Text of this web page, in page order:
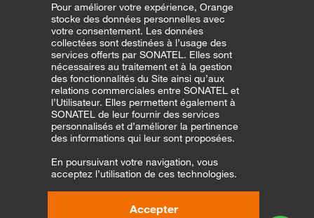
Pour améliorer votre expérience, Orange
stocke des données personnelles avec
votre consentement. Les données
collectées sont destinées à l’usage des
services offerts par SONATEL. Elles sont
nécessaires au traitement et à la gestion
des fonctionnalités du Site ainsi qu’aux
relations commerciales entre SONATEL et
l’Utilisateur. Elles permettent également à
SONATEL de leur fournir des services
personnalisés et d’améliorer la pertinence
des informations qui leur sont proposées.
En poursuivant votre navigation, vous
acceptez l’utilisation de ces technologies.
Accepter
Traitement erreurs de vente SEDDO
Couverture Réseau
CGU Transfert Bonus
CGU Orange Money Partenaires
Entreprises
CGV pour la vente seddo
CGU Application Orange Money